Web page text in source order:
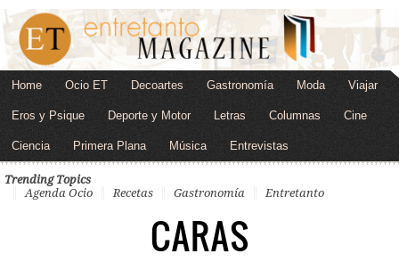
Home Ocio ET Decoartes Gastronomía Moda Viajar
Eros y Psique Deporte y Motor Letras Columnas Cine
Ciencia Primera Plana Música Entrevistas
Trending Topics
Agenda Ocio
Recetas Gastronomía Entretanto
CARAS